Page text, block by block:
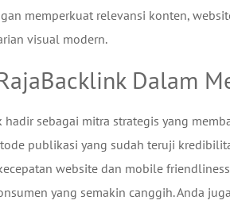
memperkuat relevansi konten,
visual modern.
Dalam
hadir sebagai mitra strategis yang
publikasi yang sudah teruji
website dan mobile
yang semakin canggih. Anda